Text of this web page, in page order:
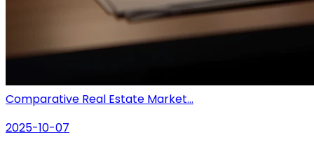
Comparative Real Estate Market...
2025-10-07